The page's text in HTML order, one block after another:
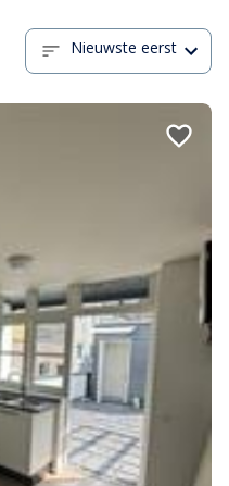
Nieuwste eerst